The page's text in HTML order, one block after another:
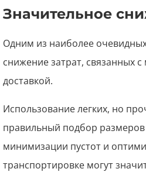
Значительное
Одним из наиболее
снижение затрат, связанных
доставкой.
Использование легких, но
правильный подбор размеров
минимизации пустот и
транспортировке могут